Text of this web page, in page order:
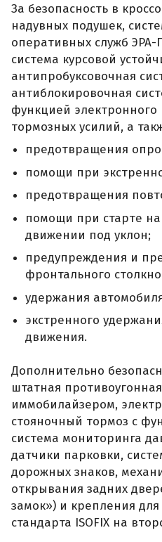
За безопасность в
надувных подушек,
оперативных служб ЭРА-
система курсовой
антипробуксовочная
антиблокировочная
функцией электронного
тормозных усилий, а
предотвращения
помощи при
предотвращения
помощи при старте
движении под уклон;
предупреждения и
фронтального
удержания
экстренного
движения.
Дополнительно
штатная
иммобилайзером,
стояночный тормоз с
система мониторинга
датчики парковки,
дорожных знаков,
открывания задних
замок») и крепления для
стандарта ISOFIX на